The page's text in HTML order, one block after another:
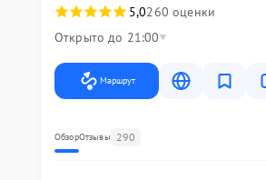
5,0260 оценки
Открыто до 21:00
Маршрут
ОбзорОтзывы 290